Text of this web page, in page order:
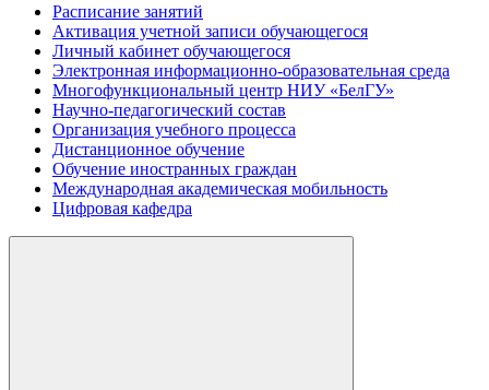
Расписание занятий
Активация учетной записи обучающегося
Личный кабинет обучающегося
Электронная информационно-образовательная среда
Многофункциональный центр НИУ «БелГУ»
Научно-педагогический состав
Организация учебного процесса
Дистанционное обучение
Обучение иностранных граждан
Международная академическая мобильность
Цифровая кафедра